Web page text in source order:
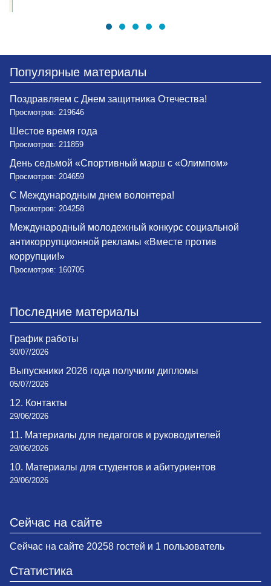
Популярные материалы
Поздравляем с Днем защитника Отечества!
Просмотров: 219646
Шестое время года
Просмотров: 211859
День седьмой «Спортивный марш с «Олимпом»
Просмотров: 204659
С Международным днем волонтера!
Просмотров: 204258
Международный молодежный конкурс социальной
антикоррупционной рекламы «Вместе против
коррупции!»
Просмотров: 160705
Последние материалы
График работы
30/07/2026
Выпускники 2026 года получили дипломы
05/07/2026
12. Контакты
29/06/2026
11. Материалы для педагогов и руководителей
29/06/2026
10. Материалы для студентов и абитуриентов
29/06/2026
Сейчас на сайте
Сейчас на сайте 20258 гостей и 1 пользователь
Статистика